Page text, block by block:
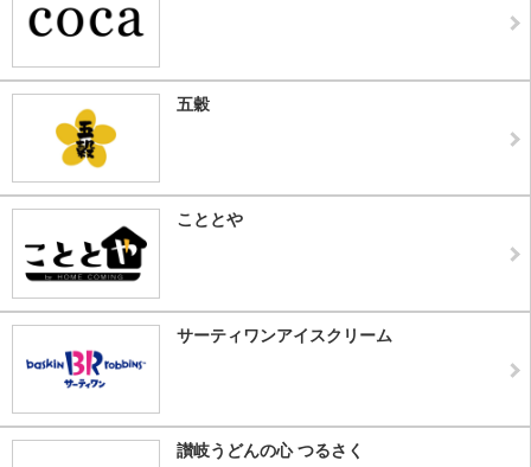
五穀
こととや
サーティワンアイスクリーム
讃岐うどんの心 つるさく